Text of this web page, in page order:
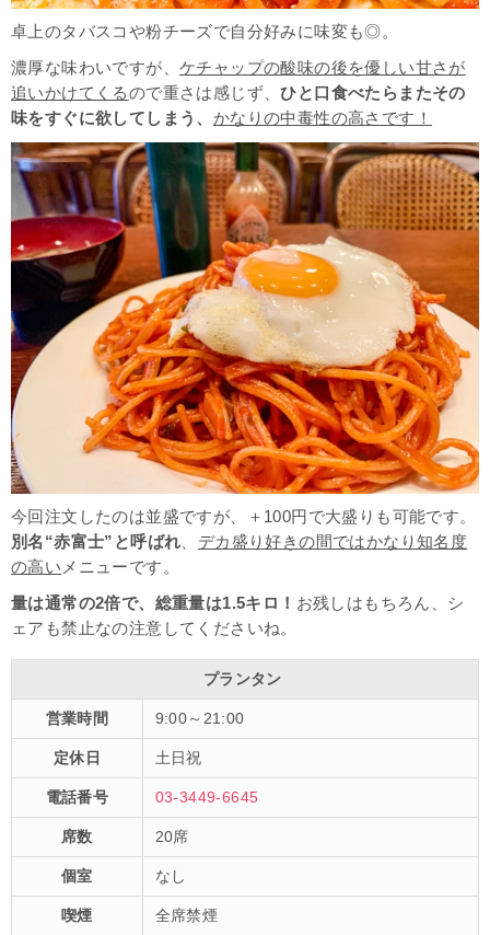
卓上のタバスコや粉チーズで自分好みに味変も◎。
濃厚な味わいですが、 ケチャップの酸味の後を優しい甘さが
追いかけてくるので重さは感じず、ひと口食べたらまたその
味をすぐに欲してしまう、 かなりの中毒性の高さです！
今回注文したのは並盛ですが、＋100円で大盛りも可能です。
別名“赤富士”と呼ばれ
デカ盛り好きの間ではかなり知名度
の高い メニューです。
量は通常の2倍で、総重量は1.5キロ！ お残しはもちろん、シ
ェアも禁止なの注意してくださいね。
プランタン
営業時間 9:00～21:00
定休日 土日祝
電話番号 03-3449-6645
席数 20席
個室 なし
喫煙 全席禁煙